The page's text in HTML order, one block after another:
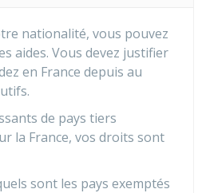
nationalité, vous pouvez
aides. Vous devez justifier
en France depuis au
de pays tiers
la France, vos droits sont
sont les pays exemptés